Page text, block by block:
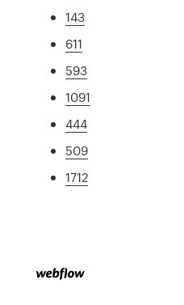
143
611
593
1091
444
509
1712